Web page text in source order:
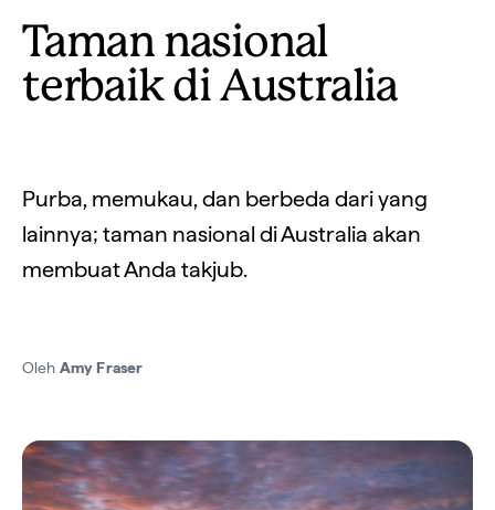
Taman nasional
terbaik di Australia
Purba, memukau, dan berbeda dari yang
lainnya; taman nasional di Australia akan
membuat Anda takjub.
Oleh Amy Fraser